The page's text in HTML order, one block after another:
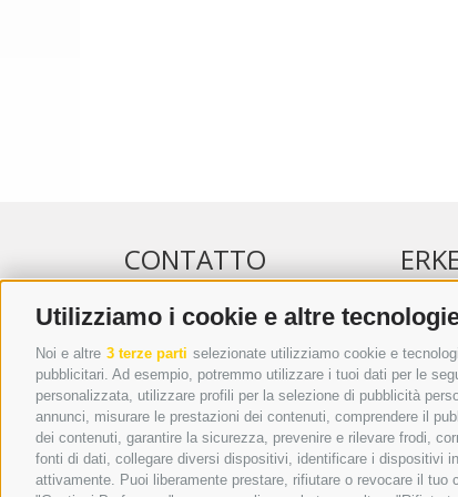
Utilizziamo i cookie e altre
Noi e altre 3 terze parti selezionate utilizziamo cookie e
pubblicitari. Ad esempio, potremmo utilizzare i tuoi dati per le
personalizzata, utilizzare profili per la selezione di pubblicità
annunci, misurare le prestazioni dei contenuti, comprendere il
dei contenuti, garantire la sicurezza, prevenire e rilevare frodi,
fonti di dati, collegare diversi dispositivi, identificare i dispositivi
attivamente. Puoi liberamente prestare, rifiutare o revocare il
CONTATTO
WIPP-MEDIA GMBH
DER ERKER
CITTÀ NUOVA 20A
I-39049 VIPITENO
TEL.: +39 0472 766876
GRAFIK@DERERKER.IT